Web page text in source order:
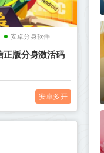
安卓分身软件
正版分身激活码
安卓多开